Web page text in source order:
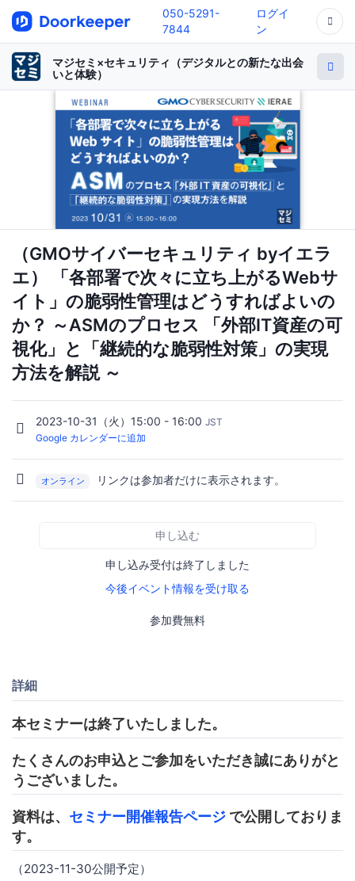
050-5291-
7844
ログイ
ン
マジセミ×セキュリティ（デジタルとの新たな出会
いと体験）
（GMOサイバーセキュリティ byイエラ
エ） 「各部署で次々に立ち上がるWebサ
イト」の脆弱性管理はどうすればよいの
か？ ～ASMのプロセス 「外部IT資産の可
視化」と「継続的な脆弱性対策」の実現
方法を解説 ～
2023-10-31（火）15:00 - 16:00 JST
Google カレンダーに追加
オンライン リンクは参加者だけに表示されます。
申し込む
申し込み受付は終了しました
今後イベント情報を受け取る
参加費無料
詳細
本セミナーは終了いたしました。
たくさんのお申込とご参加をいただき誠にありがと
うございました。
資料は、 セミナー開催報告ページ で公開しておりま
す。
（2023-11-30公開予定）